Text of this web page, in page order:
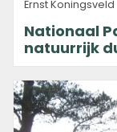
Ernst Koningsveld
Nationaal
natuurrijk